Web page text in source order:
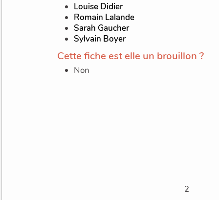
Louise Didier
Romain Lalande
Sarah Gaucher
Sylvain Boyer
Cette fiche est elle un brouillon ?
Non